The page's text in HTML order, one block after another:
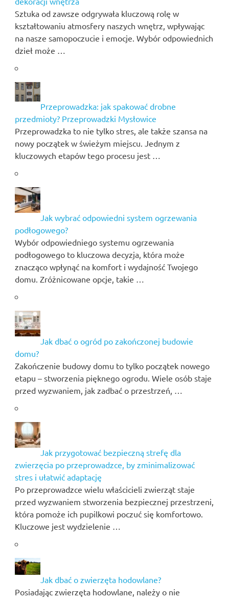
Sztuka od zawsze odgrywała kluczową rolę w
kształtowaniu atmosfery naszych wnętrz, wpływając
na nasze samopoczucie i emocje. Wybór odpowiednich
dzieł może …
Przeprowadzka: jak spakować drobne
przedmioty? Przeprowadzki Mysłowice
Przeprowadzka to nie tylko stres, ale także szansa na
nowy początek w świeżym miejscu. Jednym z
kluczowych etapów tego procesu jest …
Jak wybrać odpowiedni system ogrzewania
podłogowego?
Wybór odpowiedniego systemu ogrzewania
podłogowego to kluczowa decyzja, która może
znacząco wpłynąć na komfort i wydajność Twojego
domu. Zróżnicowane opcje, takie …
Jak dbać o ogród po zakończonej budowie
domu?
Zakończenie budowy domu to tylko początek nowego
etapu – stworzenia pięknego ogrodu. Wiele osób staje
przed wyzwaniem, jak zadbać o przestrzeń, …
Jak przygotować bezpieczną strefę dla
zwierzęcia po przeprowadzce, by zminimalizować
stres i ułatwić adaptację
Po przeprowadzce wielu właścicieli zwierząt staje
przed wyzwaniem stworzenia bezpiecznej przestrzeni,
która pomoże ich pupilkowi poczuć się komfortowo.
Kluczowe jest wydzielenie …
Jak dbać o zwierzęta hodowlane?
Posiadając zwierzęta hodowlane, należy o nie